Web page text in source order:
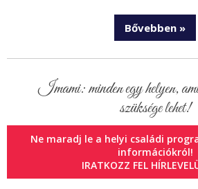
Bővebben »
Imami: minden egy helyen,
szüksége lehet!
Ne maradj le a helyi családi
információkról!
IRATKOZZ FEL